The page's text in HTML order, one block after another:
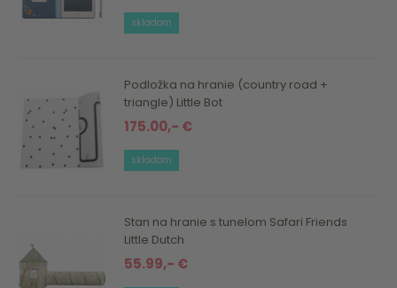
skladom
Podložka na hranie (country road +
triangle) Little Bot
175.00,- €
skladom
Stan na hranie s tunelom Safari Friends
Little Dutch
55.99,- €